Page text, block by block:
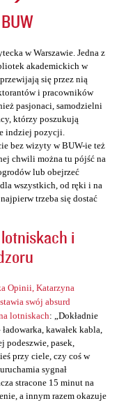
w Warszawie. Jedna z
akademickich w
się przez nią
i pracowników
pasjonaci, samodzielni
którzy poszukują
indziej pozycji.
bez wizyty w BUW-ie też
chwili można tu pójść na
lub obejrzeć
wszystkich, od ręki i na
trzeba się dostać
i
Opinii, Katarzyna
swój absurd
lotniskach: „Dokładnie
kawałek kabla,
podeszwie, pasek,
przy ciele, czy coś w
sygnał
stracone 15 minut na
a innym razem okazuje